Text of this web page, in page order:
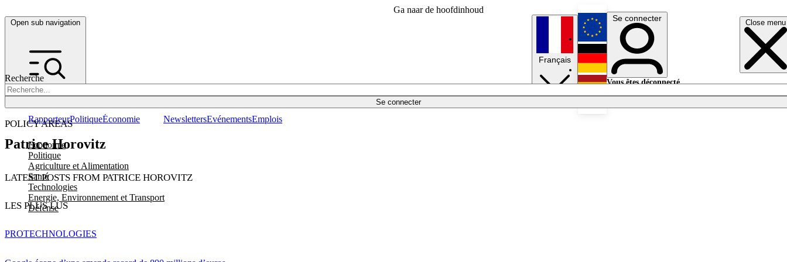
Ga naar de hoofdinhoud
Open sub navigation Close menu
Recherche
Se connecter
POLICY AREAS
Economie
Politique
Agriculture et Alimentation
Santé
Technologies
Energie, Environnement et Transport
Défense
RapporteurPolitiqueÉconomie NewslettersEvénementsEmplois
Français
English
Deutsch
Se connecter
Vous êtes déconnecté.
Patrice Horovitz
LATEST POSTS FROM PATRICE HOROVITZ
LES PLUS LUS
PROTECHNOLOGIES